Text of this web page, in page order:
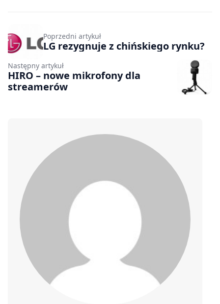
Poprzedni artykuł
LG rezygnuje z chińskiego rynku?
Następny artykuł
HIRO – nowe mikrofony dla
streamerów